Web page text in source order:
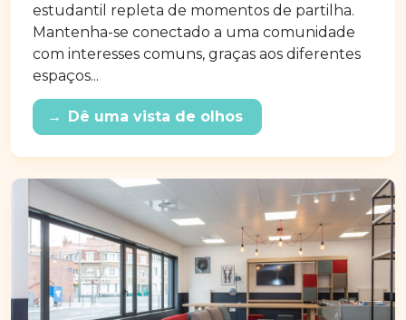
estudantil repleta de momentos de partilha.
Mantenha-se conectado a uma comunidade
com interesses comuns, graças aos diferentes
espaços...
→ Dê uma vista de olhos